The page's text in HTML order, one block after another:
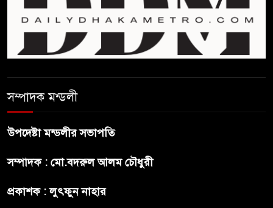
জনগনের অধিকার আদায়ে এসেছিঃ
জামাতের আমির
বন্ধুত্ব : ব্রেট লি
সম্পাদক মন্ডলী
উপদেষ্টা মন্ডলীর সভাপতি
সম্পাদক : মো.বদরুল আলম চৌধুরী
প্রকাশক : লুৎফুন নাহার